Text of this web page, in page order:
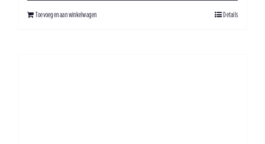
Toevoegen aan winkelwagen Details